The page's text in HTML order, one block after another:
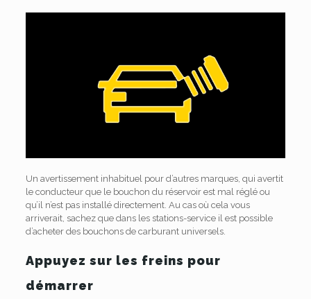
Un avertissement inhabituel pour d’autres marques, qui avertit
le conducteur que le bouchon du réservoir est mal réglé ou
qu’il n’est pas installé directement. Au cas où cela vous
arriverait, sachez que dans les stations-service il est possible
d’acheter des bouchons de carburant universels.
Appuyez sur les freins pour
démarrer